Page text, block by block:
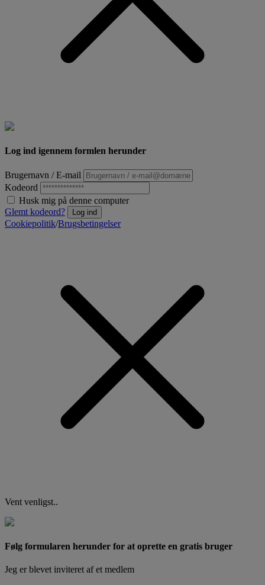
Log ind igennem formlen herunder
Brugernavn / E-mail
Kodeord
Husk mig på denne computer
Glemt kodeord?
Log ind
Cookiepolitik/Brugsbetingelser
Vent venligst..
Følg formularen herunder for at oprette en gratis bruger
Jeg er blevet inviteret af et medlem